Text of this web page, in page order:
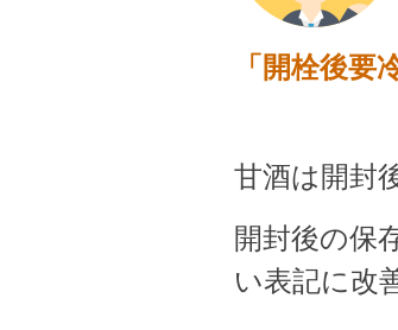
「開栓後要
甘酒は開封
開封後の保
い表記に改